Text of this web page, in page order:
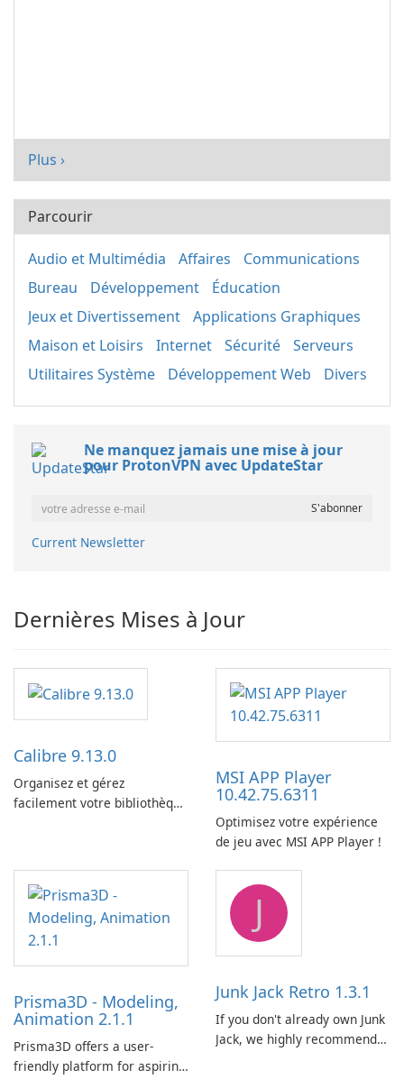
Plus ›
Parcourir
Audio et Multimédia Affaires
Communications
Bureau
Développement
Éducation
Jeux et Divertissement
Applications Graphiques
Maison et Loisirs
Internet Sécurité
Serveurs
Utilitaires Système
Développement Web Divers
Ne manquez jamais une mise à jour
pour ProtonVPN avec UpdateStar
Current Newsletter
Dernières Mises à Jour
Calibre 9.13.0
Organisez et gérez
facilement votre bibliothèque
MSI APP Player
10.42.75.6311
Optimisez votre expérience
de jeu avec MSI APP Player !
Prisma3D - Modeling,
Animation 2.1.1
Prisma3D offers a user-
friendly platform for aspiring
J
Junk Jack Retro 1.3.1
If you don't already own Junk
Jack, we highly recommend